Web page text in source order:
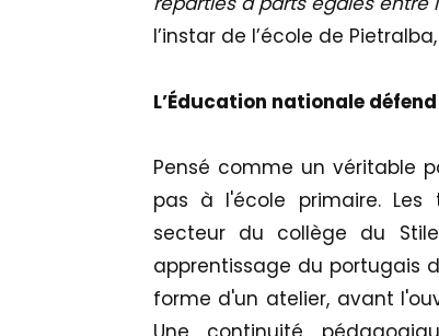
l’instar de l’école de
L’Éducation nationale
Pensé comme un véritable
pas à l'école primaire. Les
secteur du collège du
apprentissage du portugais
forme d'un atelier, avant